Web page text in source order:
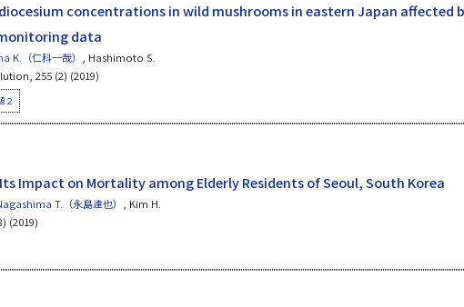
concentrations in wild mushrooms in eastern Japan affected
data
K.（仁科一哉）
, Hashimoto S.
255 (2) (2019)
２
Impact on Mortality among Elderly Residents of Seoul, South Korea
T.（永島達也）
, Kim H.
(2019)